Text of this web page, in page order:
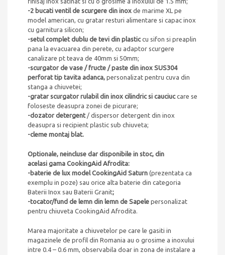
-2 bucati ventil de scurgere din inox de marime XL pe
model american, cu gratar resturi alimentare si capac inox
cu garnitura silicon;
-setul complet dublu de tevi din plasticcu sifon si preaplin
pana la evacuarea din perete, cu adaptor scurgere
canalizare pt teava de 40mm si 50mm;
-scurgator de vase / fructe / paste din inox SUS304
perforat tip tavita adanca, personalizat pentru cuva din
stanga a chiuvetei;
-gratar scurgator rulabil din inox cilindric si cauciuccare se
foloseste deasupra zonei de picurare;
-dozator detergent/ dispersor detergent din inox
deasupra si recipient plastic sub chiuveta;
-cleme montaj blat.
Optionale, neincluse dar disponibile in stoc, din
acelasi gama CookingAid Afrodita:
-baterie de lux model CookingAid Saturn (prezentata ca
exemplu in poze) sau orice alta baterie din categoria
Baterii Inox sau Baterii Granit;
-tocator/fund de lemn din lemn de Sapele personalizat
pentru chiuveta CookingAid Afrodita.
Marea majoritate a chiuvetelor pe care le gasiti in
magazinele de profil din Romania au o grosime a inoxului
intre 0.4 – 0.6 mm, observabila doar in zona de instalare a